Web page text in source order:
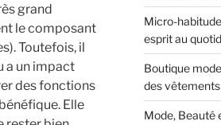
grand
le composant
Toutefois, il
a un impact
des fonctions
Elle
Micro-
esprit au
Boutique
des
Mode, Beauté